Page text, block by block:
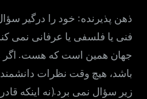
ذهن پذیرنده: خود را درگیر
فنی یا فلسفی یا عرفانی نمی
جهان همین است که هست.
باشد، هیچ وقت نظرات
زیر سؤال نمی برد.(نه اینکه